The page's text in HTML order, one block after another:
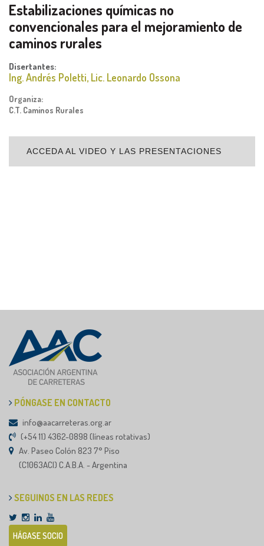
Estabilizaciones químicas no
convencionales para el mejoramiento de
caminos rurales
Disertantes:
Ing. Andrés Poletti, Lic. Leonardo Ossona
Organiza:
C.T. Caminos Rurales
ACCEDA AL VIDEO Y LAS PRESENTACIONES
PÓNGASE EN CONTACTO
info@aacarreteras.org.ar
(+54 11) 4362-0898 (líneas rotativas)
Av. Paseo Colón 823 7° Piso
(C1063ACI) C.A.B.A. - Argentina
SEGUINOS EN LAS REDES
HÁGASE SOCIO